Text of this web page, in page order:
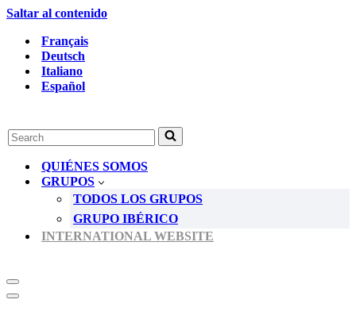
Saltar al contenido
Français
Deutsch
Italiano
Español
Buscar...
QUIÉNES SOMOS
GRUPOS
TODOS LOS GRUPOS
GRUPO IBÉRICO
INTERNATIONAL WEBSITE
Menú
de
Menú